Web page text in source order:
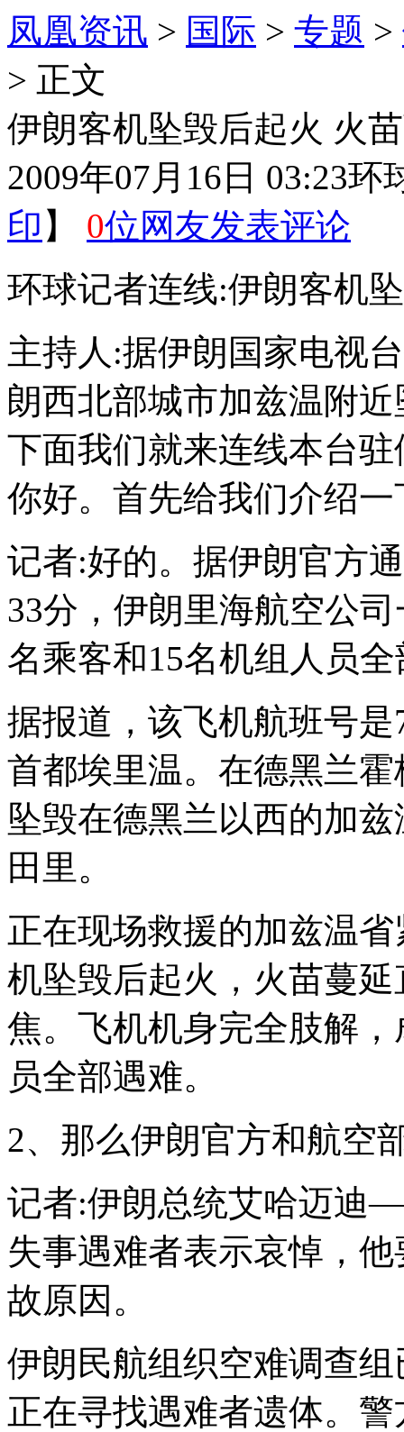
凤凰资讯 > 国际 > 专题 >
> 正文
伊朗客机坠毁后起火 火
2009年07月16日 03:23环
印 】 0位网友发表评论
环球记者连线:伊朗客机
主持人:据伊朗国家电视
朗西北部城市加兹温附
下面我们就来连线本台
你好。首先给我们介绍
记者:好的。据伊朗官方
33分，伊朗里海航空公
名乘客和15名机组人员
据报道，该飞机航班号
首都埃里温。在德黑兰
坠毁在德黑兰以西的加
田里。
正在现场救援的加兹温
机坠毁后起火，火苗蔓
焦。飞机机身完全肢解
员全部遇难。
2、那么伊朗官方和航空
记者:伊朗总统艾哈迈迪
失事遇难者表示哀悼，
故原因。
伊朗民航组织空难调查
正在寻找遇难者遗体。